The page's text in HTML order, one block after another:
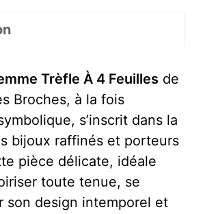
Trèfle
Feuilles
Trèfle À 4 Feuilles de
Broches, à la fois
s’inscrit dans la
bijoux raffinés et porteurs
pièce délicate, idéale
toute tenue, se
son design intemporel et